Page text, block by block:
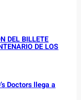
DEL BILLETE
DE LOS
Doctors llega a